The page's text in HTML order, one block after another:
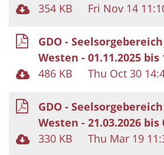
354 KB
Fri Nov 14
GDO -
Westen - 01.11.2025 bis
486 KB
Thu Oct 30
GDO -
Westen - 21.03.2026 bis
330 KB
Thu Mar 19